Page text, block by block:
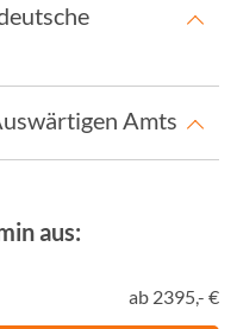
Amts
aus:
ab 2395,- €